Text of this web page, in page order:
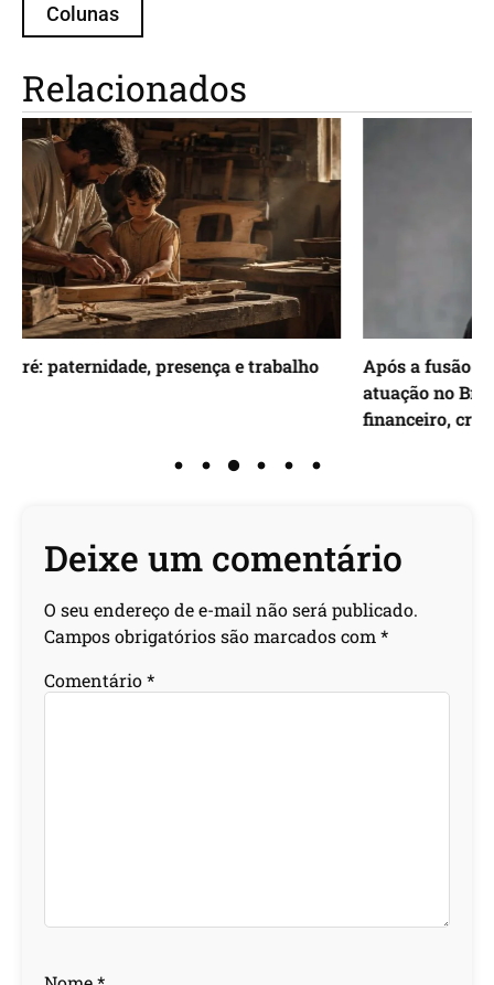
Colunas
Relacionados
Após a fusão com a Fourthline, Veridas reforça
atuação no Brasil com foco nos mercados
Deixe um comentário
O seu endereço de e-mail não será publicado.
Campos obrigatórios são marcados com *
Comentário*